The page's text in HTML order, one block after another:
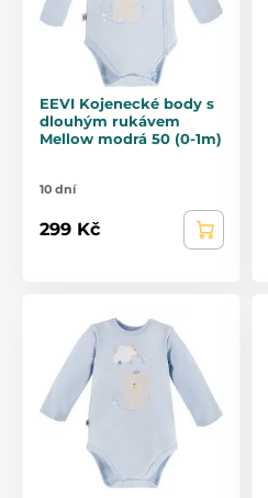
EEVI Kojenecké body s
dlouhým rukávem
Mellow modrá 50 (0-1m)
10 dní
299 Kč